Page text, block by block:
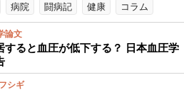
病院 闘病記 健康 コラム
論文
すると血圧が低下する？ 日本血圧学
シギ